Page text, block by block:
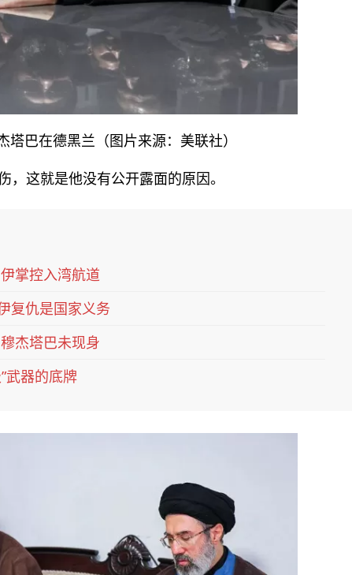
塔巴在德黑兰（图片来源：美联社）
这就是他没有公开露面的原因。
掌控入湾航道
复仇是国家义务
杰塔巴未现身
武器的底牌